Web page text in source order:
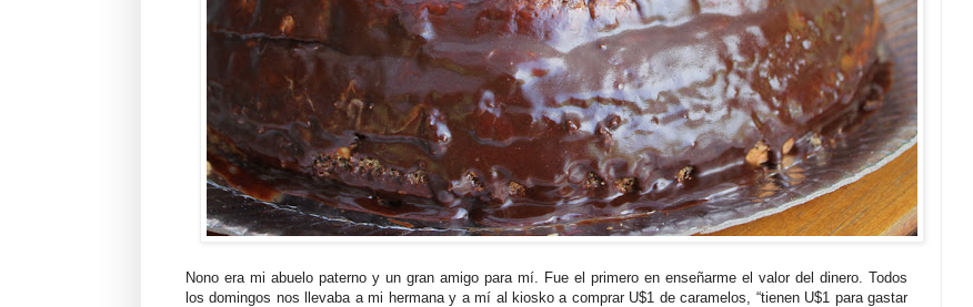
Nono era mi abuelo paterno y un gran amigo para mí. Fue el primero en enseñarme el valor del dinero. Todos
los domingos nos llevaba a mi hermana y a mí al kiosko a comprar U$1 de caramelos, “tienen U$1 para gastar